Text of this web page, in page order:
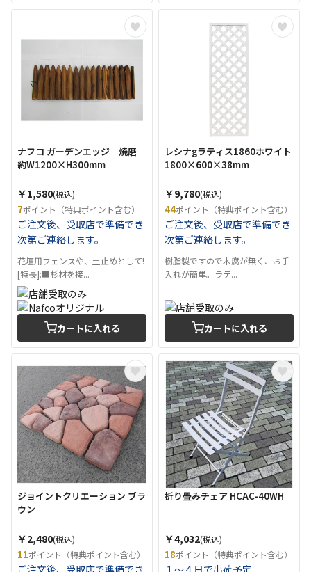
ナフコ ガーデンエッジ 焼磨
約W1200×H300mm
￥1,580(税込)
7ポイント（特典ポイント含む）
ご注文後、受取店で準備でき
次第ご連絡します。
花壇用フェンスや、土止めとして!
[特長]:■杉材を接...
カートに入れる
レシナgラティス1860ホワイト
1800×600×38mm
￥9,780(税込)
44ポイント（特典ポイント含む）
ご注文後、受取店で準備でき
次第ご連絡します。
樹脂製ですので木腐が無く、お手
入れが簡単。ラテ...
カートに入れる
ジョイントクリエーション ブラ
ウン
￥2,480(税込)
11ポイント（特典ポイント含む）
ご注文後、受取店で準備でき
折り畳みチェア HCAC-40WH
￥4,032(税込)
18ポイント（特典ポイント含む）
１～４日で出荷予定